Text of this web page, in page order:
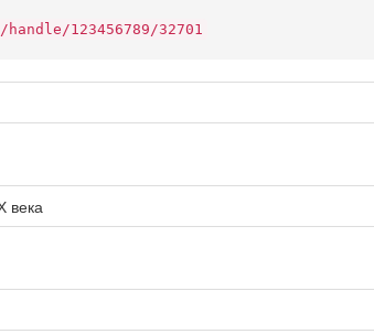
123456789/32701
века